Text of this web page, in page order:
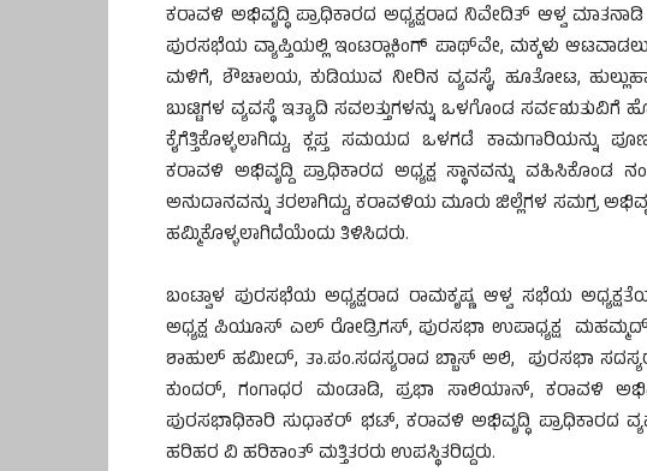
ಕರಾವಳಿ ಅಭಿವೃದ್ಧಿ ಪ್ರಾಧಿಕಾರದ ಅಧ್ಯಕ್ಷರಾದ ನಿವೇದಿತ್ ಆಳ್ವ
ಪುರಸಭೆಯ ವ್ಯಾಪ್ತಿಯಲ್ಲಿ ಇಂಟರ್‍ಲಾಕಿಂಗ್ ಪಾಥ್‍ವೇ, ಮಕ್ಕಳು
ಮಳಿಗೆ, ಶೌಚಾಲಯ, ಕುಡಿಯುವ ನೀರಿನ ವ್ಯವಸ್ಥೆ, ಹೂತೋಟ,
ಬುಟ್ಟಿಗಳ ವ್ಯವಸ್ಥೆ ಇತ್ಯಾದಿ ಸವಲತ್ತುಗಳನ್ನು ಒಳಗೊಂಡ
ಕೈಗೆತ್ತಿಕೊಳ್ಳಲಾಗಿದ್ದು, ಕ್ಲಪ್ತ ಸಮಯದ ಒಳಗಡೆ ಕಾಮಗಾರಿಯನ್ನು
ಕರಾವಳಿ ಅಭಿವೃದ್ದಿ ಪ್ರಾಧಿಕಾರದ ಅಧ್ಯಕ್ಷ ಸ್ಥಾನವನ್ನು
ಅನುದಾನವನ್ನು ತರಲಾಗಿದ್ದು, ಕರಾವಳಿಯ ಮೂರು ಜಿಲ್ಲೆಗಳ ಸಮಗ್ರ
ಹಮ್ಮಿಕೊಳ್ಳಲಾಗಿದೆಯೆಂದು ತಿಳಿಸಿದರು.
ಬಂಟ್ವಾಳ ಪುರಸಭೆಯ ಅಧ್ಯಕ್ಷರಾದ ರಾಮಕೃಷ್ಣ ಆಳ್ವ ಸಭೆಯ
ಅಧ್ಯಕ್ಷ ಪಿಯೂಸ್ ಎಲ್ ರೋಡ್ರಿಗಸ್, ಪುರಸಭಾ ಉಪಾಧ್ಯಕ್ಷ ಮಹಮ್ಮದ್
ಶಾಹುಲ್ ಹಮೀದ್, ತಾ.ಪಂ.ಸದಸ್ಯರಾದ ಬ್ಬಾಸ್ ಅಲಿ, ಪುರಸಭಾ
ಕುಂದರ್, ಗಂಗಾಧರ ಮಂಡಾಡಿ, ಪ್ರಭಾ ಸಾಲಿಯಾನ್, ಕರಾವಳಿ
ಪುರಸಭಾಧಿಕಾರಿ ಸುಧಾಕರ್ ಭಟ್, ಕರಾವಳಿ ಅಭಿವೃದ್ಧಿ ಪ್ರಾಧಿಕಾರದ
ಹರಿಹರ ವಿ ಹರಿಕಾಂತ್ ಮತ್ತಿತರರು ಉಪಸ್ಥಿತರಿದ್ದರು.